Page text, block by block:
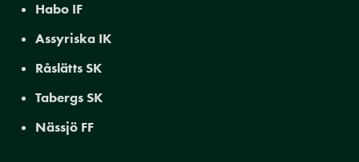
Habo IF
Assyriska IK
Råslätts SK
Tabergs SK
Nässjö FF